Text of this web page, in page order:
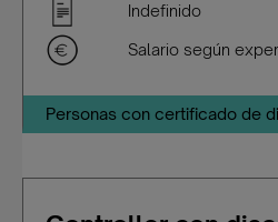
Indefinido
Salario según
Personas con certificado de